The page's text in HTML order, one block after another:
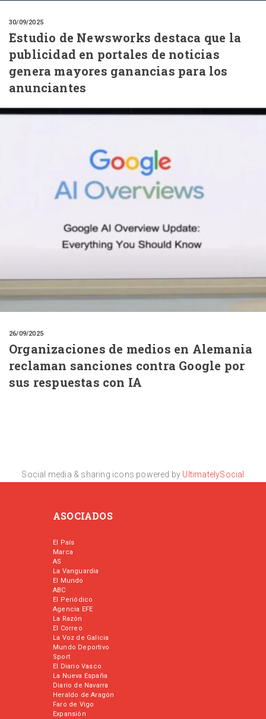
30/09/2025
Estudio de Newsworks destaca que la
publicidad en portales de noticias
genera mayores ganancias para los
anunciantes
26/09/2025
Organizaciones de medios en Alemania
reclaman sanciones contra Google por
sus respuestas con IA
Social media & sharing icons powered by UltimatelySocial
ASOCIADOS
El País
Marca
AS
La Vanguardia
El Mundo
ABC
El Periódico
Agencia EFE
La Razón
El Correo
La Voz de Galicia
Mundo Deportivo
Sport
El Diario Vasco
La Nueva España
Diario de Navarra
Heraldo de Aragón
Faro de Vigo
Expansión